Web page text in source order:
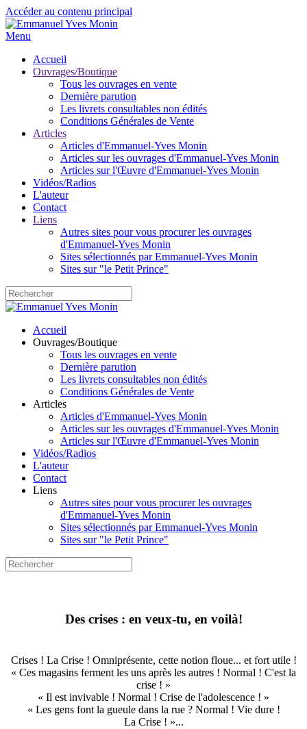
Accéder au contenu principal
Menu
Accueil
Ouvrages/Boutique
Tous les ouvrages en vente
Dernière parution
Les livrets consultables non édités
Conditions Générales de Vente
Articles
Articles d'Emmanuel-Yves Monin
Articles sur les ouvrages d'Emmanuel-Yves Monin
Articles sur l'Œuvre d'Emmanuel-Yves Monin
Vidéos/Radios
L'auteur
Contact
Liens
Autres sites pour vous procurer les ouvrages
d'Emmanuel-Yves Monin
Sites sélectionnés par Emmanuel-Yves Monin
Sites sur "le Petit Prince"
Accueil
Ouvrages/Boutique
Tous les ouvrages en vente
Dernière parution
Les livrets consultables non édités
Conditions Générales de Vente
Articles
Articles d'Emmanuel-Yves Monin
Articles sur les ouvrages d'Emmanuel-Yves Monin
Articles sur l'Œuvre d'Emmanuel-Yves Monin
Vidéos/Radios
L'auteur
Contact
Liens
Autres sites pour vous procurer les ouvrages
d'Emmanuel-Yves Monin
Sites sélectionnés par Emmanuel-Yves Monin
Sites sur "le Petit Prince"
Des crises : en veux-tu, en voilà!
Crises ! La Crise ! Omniprésente, cette notion floue... et fort utile !
« Ces magasins ferment les uns après les autres ! Normal ! C'est la
crise ! »
« Il est invivable ! Normal ! Crise de l'adolescence ! »
« Les gens font la gueule dans la rue ? Normal ! Vie dure !
La Crise ! »...